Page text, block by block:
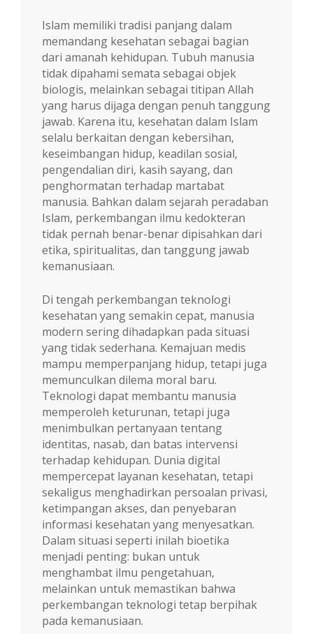
Islam memiliki tradisi panjang dalam
memandang kesehatan sebagai bagian
dari amanah kehidupan. Tubuh manusia
tidak dipahami semata sebagai objek
biologis, melainkan sebagai titipan Allah
yang harus dijaga dengan penuh tanggung
jawab. Karena itu, kesehatan dalam Islam
selalu berkaitan dengan kebersihan,
keseimbangan hidup, keadilan sosial,
pengendalian diri, kasih sayang, dan
penghormatan terhadap martabat
manusia. Bahkan dalam sejarah peradaban
Islam, perkembangan ilmu kedokteran
tidak pernah benar-benar dipisahkan dari
etika, spiritualitas, dan tanggung jawab
kemanusiaan.
Di tengah perkembangan teknologi
kesehatan yang semakin cepat, manusia
modern sering dihadapkan pada situasi
yang tidak sederhana. Kemajuan medis
mampu memperpanjang hidup, tetapi juga
memunculkan dilema moral baru.
Teknologi dapat membantu manusia
memperoleh keturunan, tetapi juga
menimbulkan pertanyaan tentang
identitas, nasab, dan batas intervensi
terhadap kehidupan. Dunia digital
mempercepat layanan kesehatan, tetapi
sekaligus menghadirkan persoalan privasi,
ketimpangan akses, dan penyebaran
informasi kesehatan yang menyesatkan.
Dalam situasi seperti inilah bioetika
menjadi penting: bukan untuk
menghambat ilmu pengetahuan,
melainkan untuk memastikan bahwa
perkembangan teknologi tetap berpihak
pada kemanusiaan.